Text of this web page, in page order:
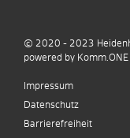
© 2020 - 2023
powered by Komm.ONE
Impressum
Datenschutz
Barrierefreiheit